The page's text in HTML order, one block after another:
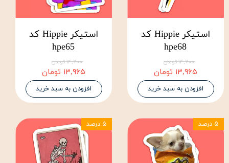
استیکر Hippie کد
hpe68
۱۴,۷۰۰ تومان
۱۳,۹۶۵ تومان
افزودن به سبد خرید
استیکر Hippie کد
hpe65
۱۴,۷۰۰ تومان
۱۳,۹۶۵ تومان
افزودن به سبد خرید
۵ درصد ۵ درصد